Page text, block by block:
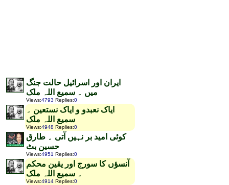
ایران اور اسرائیل حالت جنگ
میں ۔ سمیع اللہ ملک
Views:4793 Replies:0
ایاک نعبدو و ایاک نستعین ۔
سمیع اللہ ملک
Views:4948 Replies:0
کوئی امید بر نہیں آتی ۔ طارق
حسین بٹ
Views:4951 Replies:0
آنسؤں کا سورج اور یقین محکم
۔ سمیع اللہ ملک
Views:4914 Replies:0